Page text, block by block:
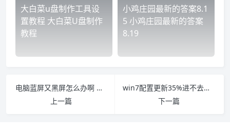
大白菜u盘制作工具设
置教程 大白菜U盘制作
教程
小鸡庄园最新的答案8.1
5 小鸡庄园最新的答案
8.19
电脑蓝屏又黑屏怎么办啊 电脑黑屏然后蓝屏怎么回事
上一篇
win7配置更新35%进不去怎么办 win7一直配置35进不了系统
下一篇